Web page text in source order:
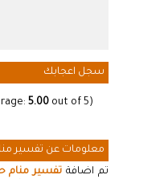
سجل اعجابك
5.00 out of 5)
معلومات عن تفسير
تم اضافة تفسير منام